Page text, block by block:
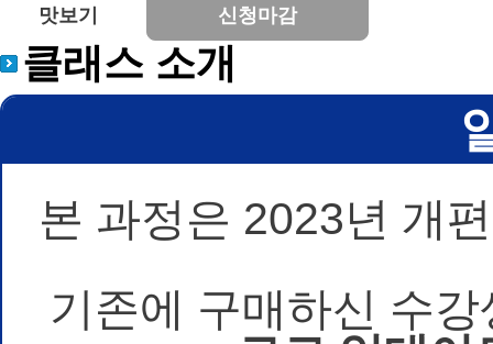
맛보기 신청마감
클래스 소개
본 과정은 2023년 개
기존에 구매하신 수